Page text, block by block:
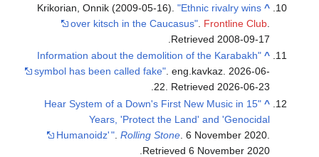
^
Krikorian, Onnik (2009-05-16)."Ethnic rivalry wins
over kitsch in the Caucasus" Frontline Club
Retrieved 2008-09-17
^
"Information about the demolition of the Karabakh
symbol has been called fake". eng.kavkaz. 2026-06-
22. Retrieved2026-06-23
.
^
"Hear System of a Down's First New Music in 15
Years, 'Protect the Land' and 'Genocidal
Humanoidz' " .Rolling Stone . 6 November 2020
Retrieved6 November 2020